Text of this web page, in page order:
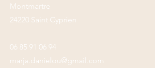
Montmartre
24220 Saint Cyprien
06 85 91 06 94
marja.danielou@gmail.com